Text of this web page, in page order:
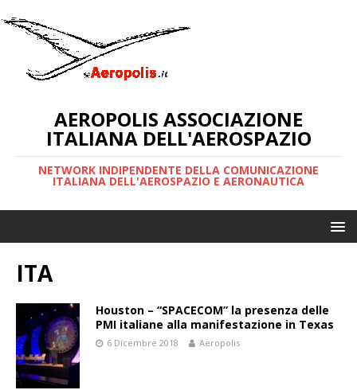
AEROPOLIS ASSOCIAZIONE
ITALIANA DELL'AEROSPAZIO
NETWORK INDIPENDENTE DELLA COMUNICAZIONE
ITALIANA DELL'AEROSPAZIO E AERONAUTICA
ITA
Houston – “SPACECOM” la presenza delle
PMI italiane alla manifestazione in Texas
6 Dicembre 2018 Aeropolis